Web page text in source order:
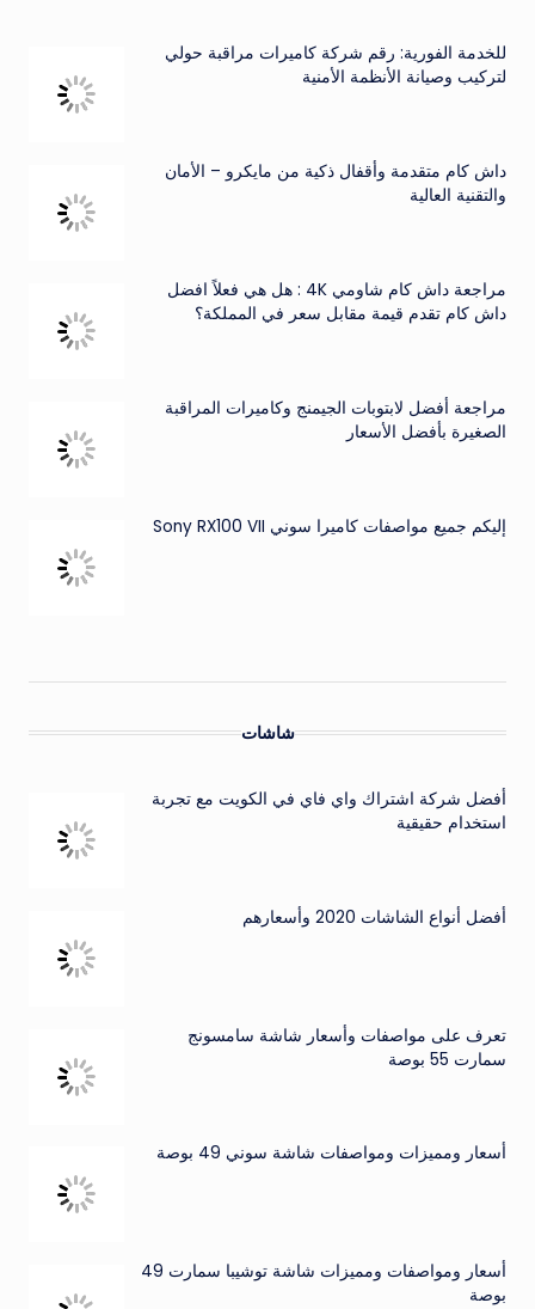
للخدمة الفورية: رقم شركة كاميرات مراقبة حولي
لتركيب وصيانة الأنظمة الأمنية
داش كام متقدمة وأقفال ذكية من مايكرو – الأمان
والتقنية العالية
مراجعة داش كام شاومي 4K : هل هي فعلاً افضل
داش كام تقدم قيمة مقابل سعر في المملكة؟
مراجعة أفضل لابتوبات الجيمنج وكاميرات المراقبة
الصغيرة بأفضل الأسعار
إليكم جميع مواصفات كاميرا سوني Sony RX100 VII
شاشات
أفضل شركة اشتراك واي فاي في الكويت مع تجربة
استخدام حقيقية
أفضل أنواع الشاشات 2020 وأسعارهم
تعرف على مواصفات وأسعار شاشة سامسونج
سمارت 55 بوصة
أسعار ومميزات ومواصفات شاشة سوني 49 بوصة
أسعار ومواصفات ومميزات شاشة توشيبا سمارت 49
بوصة